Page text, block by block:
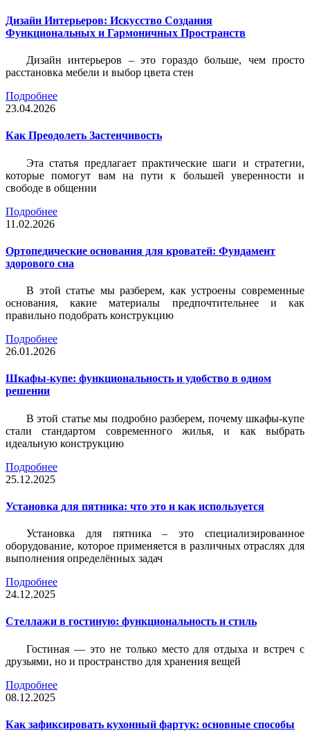
Дизайн Интерьеров: Искусство Создания
Функциональных и Гармоничных Пространств
Дизайн интерьеров – это гораздо больше, чем просто
расстановка мебели и выбор цвета стен
Подробнее
23.04.2026
Как Преодолеть Застенчивость
Эта статья предлагает практические шаги и стратегии,
которые помогут вам на пути к большей уверенности и
свободе в общении
Подробнее
11.02.2026
Ортопедические основания для кроватей: Фундамент
здорового сна
В этой статье мы разберем, как устроены современные
основания, какие материалы предпочтительнее и как
правильно подобрать конструкцию
Подробнее
26.01.2026
Шкафы-купе: функциональность и удобство в одном
решении
В этой статье мы подробно разберем, почему шкафы-купе
стали стандартом современного жилья, и как выбрать
идеальную конструкцию
Подробнее
25.12.2025
Установка для пятника: что это и как используется
Установка для пятника – это специализированное
оборудование, которое применяется в различных отраслях для
выполнения определённых задач
Подробнее
24.12.2025
Стеллажи в гостиную: функциональность и стиль
Гостиная — это не только место для отдыха и встреч с
друзьями, но и пространство для хранения вещей
Подробнее
08.12.2025
Как зафиксировать кухонный фартук: основные способы